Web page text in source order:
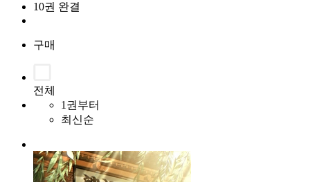
10권 완결
구매
전체
1권부터
최신순